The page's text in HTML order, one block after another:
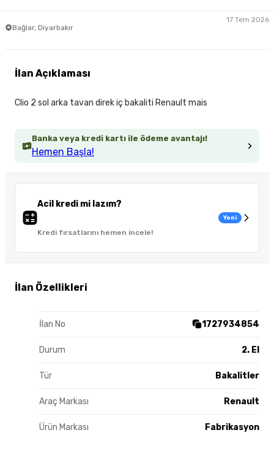
Bağlar, Diyarbakır
17 Tem 2026
Banka veya kredi kartı ile ödeme avantajı!
Hemen Başla!
Acil kredi mi lazım?
Kredi fırsatlarını hemen incele!
Yeni
İlan Özellikleri
İlan No 1727934854
Durum 2. El
Tür Bakalitler
Araç Markası Renault
Ürün Markası Fabrikasyon
İlan Açıklaması
Clio 2 sol arka tavan direk iç bakaliti Renault mais